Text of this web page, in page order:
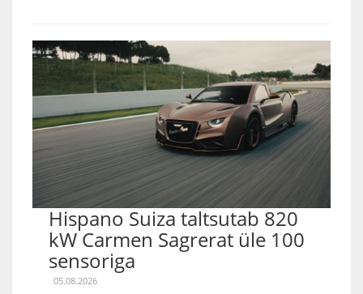
Hispano Suiza taltsutab 820
kW Carmen Sagrerat üle 100
sensoriga
05.08.2026